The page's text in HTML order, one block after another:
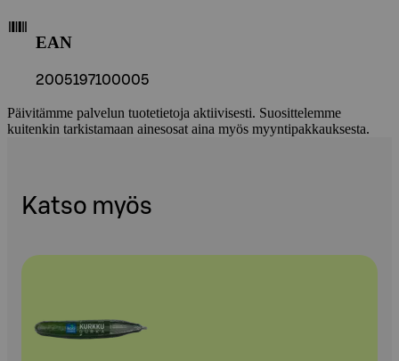
EAN
2005197100005
Päivitämme palvelun tuotetietoja aktiivisesti. Suosittelemme
kuitenkin tarkistamaan ainesosat aina myös myyntipakkauksesta.
Katso myös